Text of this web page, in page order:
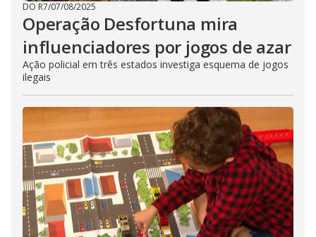
DO R7/07/08/2025
Operação Desfortuna mira
influenciadores por jogos de azar
Ação policial em três estados investiga esquema de jogos
ilegais